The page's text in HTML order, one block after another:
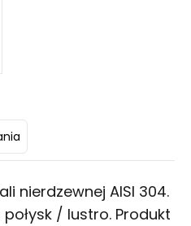
nierdzewnej AISI 304.
/ lustro. Produkt